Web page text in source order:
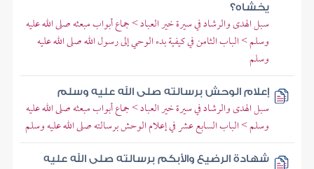
يخشاه؟
سبل الهدى والرشاد في سيرة خير العباد > جماع أبواب مبعثه صلى الله عليه
وسلم > الباب الثامن في كيفية بدء الوحي إلى رسول الله صلى الله عليه
وسلم
إعلام الوحش برسالته صلى الله عليه وسلم
سبل الهدى والرشاد في سيرة خير العباد > جماع أبواب مبعثه صلى الله عليه
وسلم > الباب السابع عشر في إعلام الوحش برسالته صلى الله عليه وسلم
شهادة الرضيع والأبكم برسالته صلى الله عليه